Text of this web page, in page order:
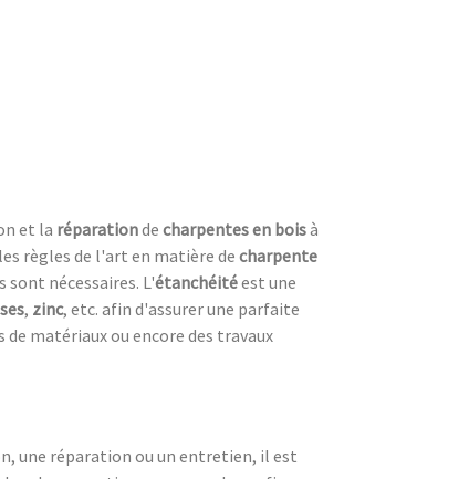
et la réparationde charpentes en boisà
règles de l'art en matière decharpente
sont nécessaires. L'étanchéitéest une
, zinc, etc. afin d'assurer une parfaite
matériaux ou encore des travaux
une réparation ou un entretien, il est